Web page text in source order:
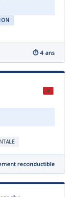
⏱ 4 ans
reconductible